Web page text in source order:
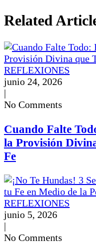
Related
REFLEXIONES
junio 24, 2026
|
No Comments
Cuando Falte
la Provisión
Fe
REFLEXIONES
junio 5, 2026
|
No Comments